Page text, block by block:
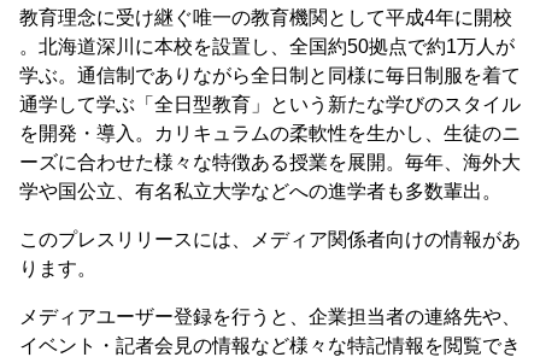
教育理念に受け継ぐ唯一の教育機関として平成4年に開校
。北海道深川に本校を設置し、全国約50拠点で約1万人が
学ぶ。通信制でありながら全日制と同様に毎日制服を着て
通学して学ぶ「全日型教育」という新たな学びのスタイル
を開発・導入。カリキュラムの柔軟性を生かし、生徒のニ
ーズに合わせた様々な特徴ある授業を展開。毎年、海外大
学や国公立、有名私立大学などへの進学者も多数輩出。
このプレスリリースには、メディア関係者向けの情報があ
ります。
メディアユーザー登録を行うと、企業担当者の連絡先や、
イベント・記者会見の情報など様々な特記情報を閲覧でき